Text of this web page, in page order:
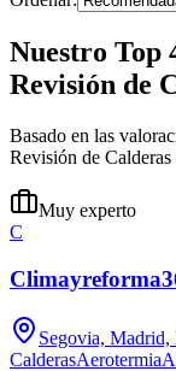
Nuestro Top
Revisión de
Basado en las
Revisión de Calderas
Muy experto
C
Segovia, Madrid,
CalderasAerotermia